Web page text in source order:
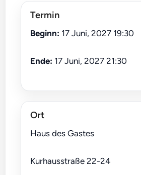
Termin
Beginn: 17 Juni, 2027 19:30
Ende: 17 Juni, 2027 21:30
Ort
Haus des Gastes
Kurhausstraße 22-24